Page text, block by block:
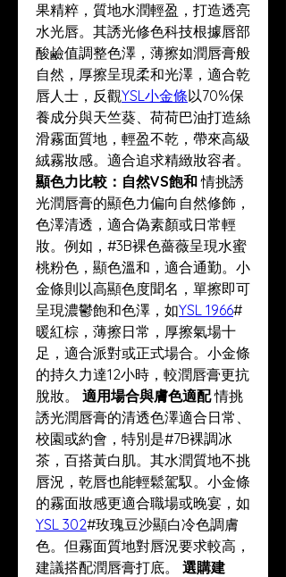
果精粹，質地水潤輕盈，打造透亮
水光唇。其誘光修色科技根據唇部
酸鹼值調整色澤，薄擦如潤唇膏般
自然，厚擦呈現柔和光澤，適合乾
唇人士，反觀YSL小金條以70%保
養成分與天竺葵、荷荷巴油打造絲
滑霧面質地，輕盈不乾，帶來高級
絨霧妝感。適合追求精緻妝容者。
顯色力比較：自然VS飽和 情挑誘
光潤唇膏的顯色力偏向自然修飾，
色澤清透，適合偽素顏或日常輕
妝。例如，#3B裸色薔薇呈現水蜜
桃粉色，顯色溫和，適合通勤。小
金條則以高顯色度聞名，單擦即可
呈現濃鬱飽和色澤，如YSL 1966#
暖紅棕，薄擦日常，厚擦氣場十
足，適合派對或正式場合。小金條
的持久力達12小時，較潤唇膏更抗
脫妝。 適用場合與膚色適配 情挑
誘光潤唇膏的清透色澤適合日常、
校園或約會，特別是#7B裸調冰
茶，百搭黃白肌。其水潤質地不挑
唇況，乾唇也能輕鬆駕馭。小金條
的霧面妝感更適合職場或晚宴，如
YSL 302#玫瑰豆沙顯白冷色調膚
色。但霧面質地對唇況要求較高，
建議搭配潤唇膏打底。 選購建